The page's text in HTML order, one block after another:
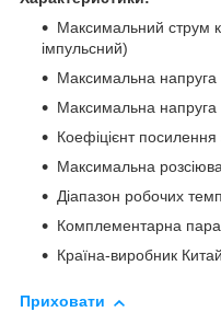
Максимальний струм
імпульсний)
Максимальна напруга
Максимальна напруга
Коефіцієнт
Максимальна
Діапазон робочих
Комплементарна
Країна-виробник Китай
Приховати